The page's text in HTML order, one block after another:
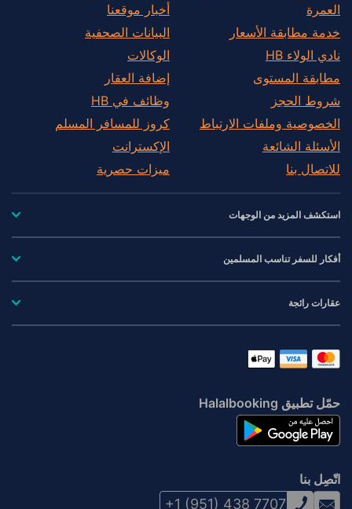
العمرة
خدمة مطابقة الأسعار
نادي الولاء HB
مطابقة المستوى
شروط الحجز
الخصوصية وملفات الارتباط
الأسئلة الشائعة
للاتصال بنا
أخبار موقعنا
البيانات الصحفية
الوكالات
إضافة العقار
وظائف في HB
كروز للمسافر المسلم
الإكسترانت
ميزات حصرية
استكشف المزيد من الوجهات
أفكار للسفر تناسب المسلمين
عقارات رائجة
حمّل تطبيق Halalbooking
اتّصِل بنا
+1 (951) 438 7707